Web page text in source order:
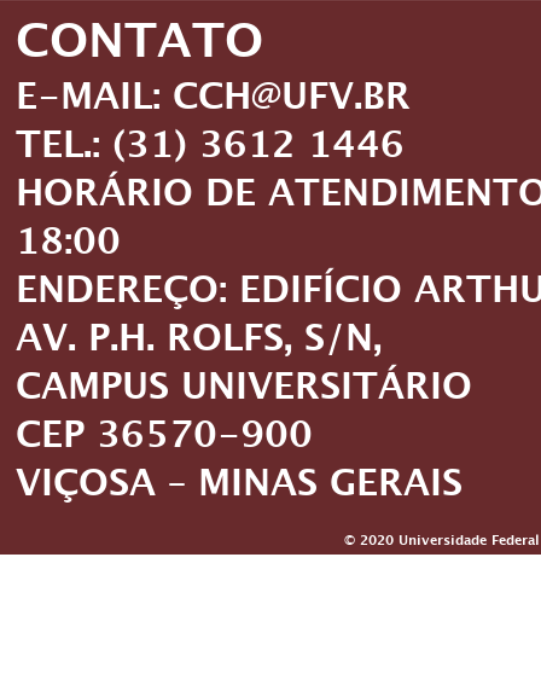
CONTATO
E-MAIL: CCH@UFV.BR
TEL.: (31) 3612 1446
HORÁRIO DE
18:00
ENDEREÇO: EDIFÍCIO
AV. P.H. ROLFS, S/N,
CAMPUS UNIVERSITÁRIO
CEP 36570-900
VIÇOSA – MINAS GERAIS
© 2020 Universidade